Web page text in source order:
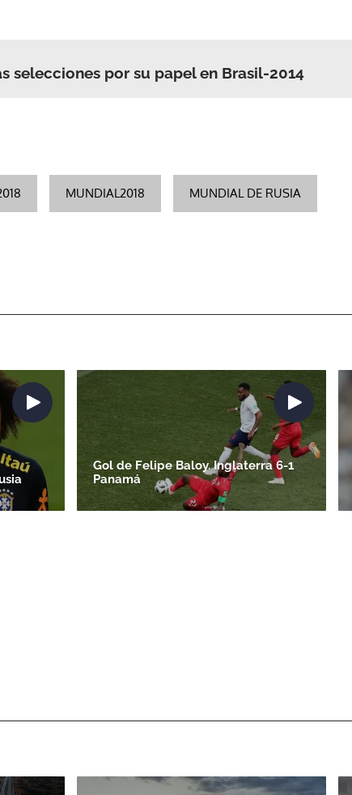
selecciones por su papel en Brasil-2014
MUNDIAL2018 MUNDIAL DE RUSIA
Gol de Felipe Baloy. Inglaterra 6-1
Panamá